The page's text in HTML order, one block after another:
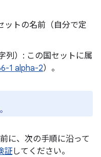
ットの名前（自分で定
字列）: この国セットに属
1 alpha-2）。
に、次の手順に沿って
証してください。